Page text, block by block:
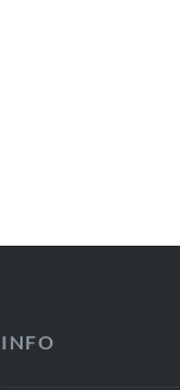
INFO